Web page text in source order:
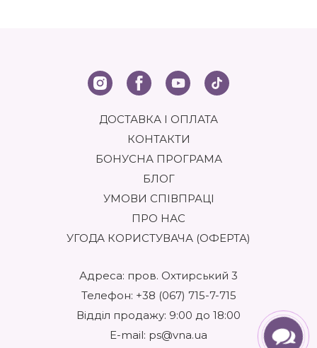
ДОСТАВКА І ОПЛАТА
КОНТАКТИ
БОНУСНА ПРОГРАМА
БЛОГ
УМОВИ СПІВПРАЦІ
ПРО НАС
УГОДА КОРИСТУВАЧА (ОФЕРТА)
Адреса: пров. Охтирський 3
Телефон: +38 (067) 715-7-715
Відділ продажу: 9:00 до 18:00
E-mail: ps@vna.ua